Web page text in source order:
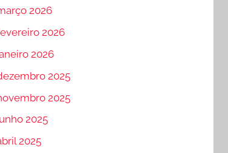
2026
2026
2026
2025
2025
2025
2025